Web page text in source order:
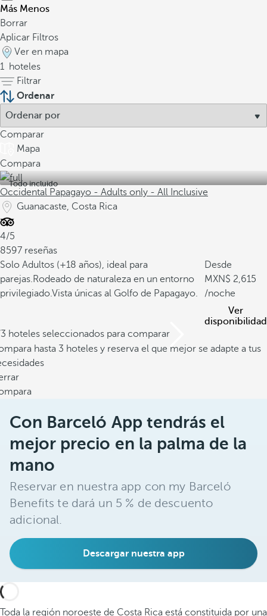
Más Menos
Borrar
Aplicar Filtros
Ver en mapa
1 hoteles
Filtrar
Ordenar
Comparar
Mapa
Compara
Todo incluido
Occidental Papagayo - Adults only - All Inclusive
Guanacaste, Costa Rica
4/5
8597 reseñas
Solo Adultos (+18 años), ideal para
parejas.Rodeado de naturaleza en un entorno
privilegiado.Vista únicas al Golfo de Papagayo.
Desde
2,615
/noche
Ver
disponibilidad
hoteles seleccionados para comparar
hasta 3 hoteles y reserva el que mejor se adapte a tus
Con Barceló App tendrás el
mejor precio en la palma de la
mano
Reservar en nuestra app con my Barceló
Benefits te dará un 5 % de descuento
adicional.
Descargar nuestra app
Toda la región noroeste de Costa Rica está constituida por una